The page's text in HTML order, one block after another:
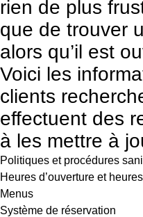
rien de plus
que de trouver
alors qu’il est
Voici les
clients
effectuent des
à les mettre à
Politiques et procédures
Heures d’ouverture et
Menus
Système de réservation